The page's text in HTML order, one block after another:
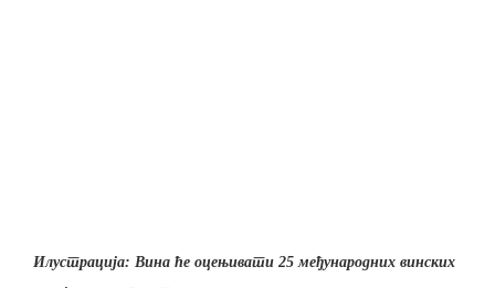
Илустрација: Вина ће оцењивати 25 међународних винских